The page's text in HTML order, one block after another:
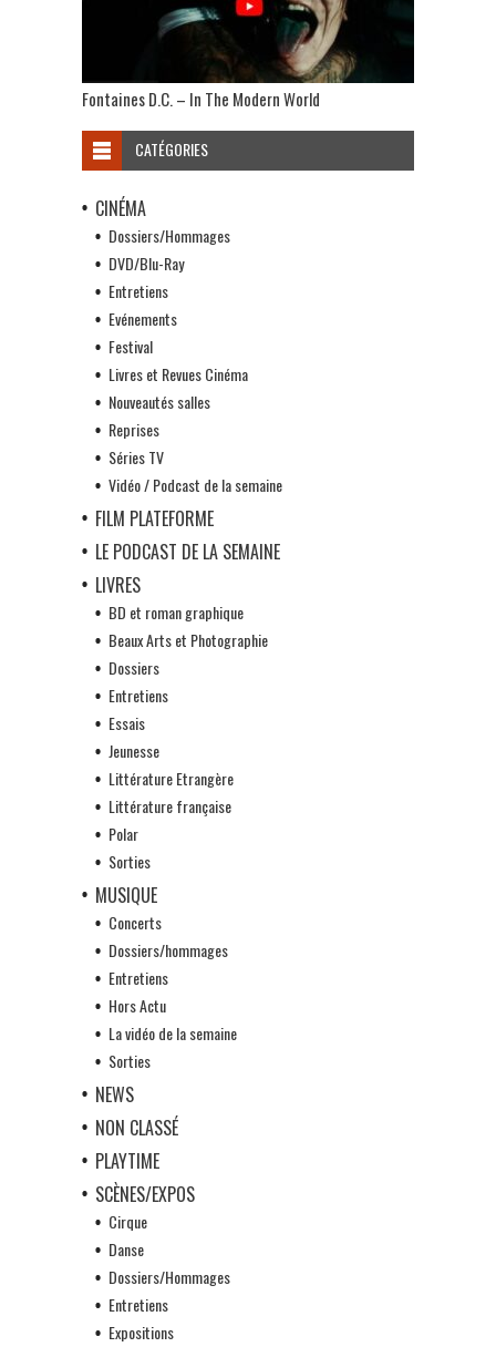
Fontaines D.C. – In The Modern World
CATÉGORIES
CINÉMA
Dossiers/Hommages
DVD/Blu-Ray
Entretiens
Evénements
Festival
Livres et Revues Cinéma
Nouveautés salles
Reprises
Séries TV
Vidéo / Podcast de la semaine
FILM PLATEFORME
LE PODCAST DE LA SEMAINE
LIVRES
BD et roman graphique
Beaux Arts et Photographie
Dossiers
Entretiens
Essais
Jeunesse
Littérature Etrangère
Littérature française
Polar
Sorties
MUSIQUE
Concerts
Dossiers/hommages
Entretiens
Hors Actu
La vidéo de la semaine
Sorties
NEWS
NON CLASSÉ
PLAYTIME
SCÈNES/EXPOS
Cirque
Danse
Dossiers/Hommages
Entretiens
Expositions